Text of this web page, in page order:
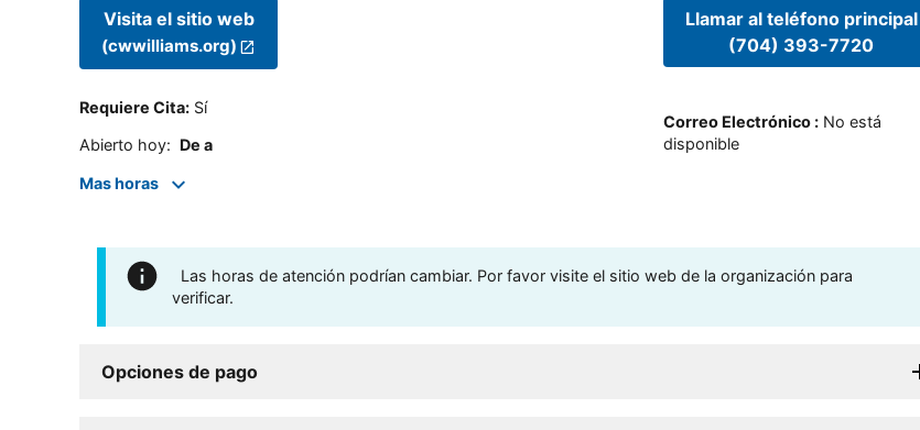
Visita el sitio web
(cwwilliams.org)
Requiere Cita: Sí
Abierto hoy: De a
Mas horas
Llamar al teléfono principal
(704) 393-7720
Correo Electrónico: No está
disponible
Las horas de atención podrían cambiar. Por favor visite el sitio web de la organización para
verificar.
Opciones de pago